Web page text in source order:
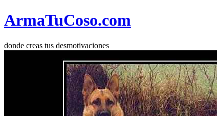
ArmaTuCoso.com
donde creas tus desmotivaciones